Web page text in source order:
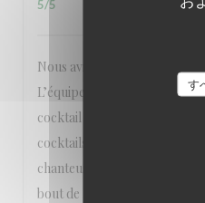
す
5/5
Nous avions réservé pour
L’équipe s’est adaptée à
cocktail dînatoire. On s’est
cocktails sont délicieux.
chanteuse et au DJ qui nous
bout de la nuit. Mille mercis à